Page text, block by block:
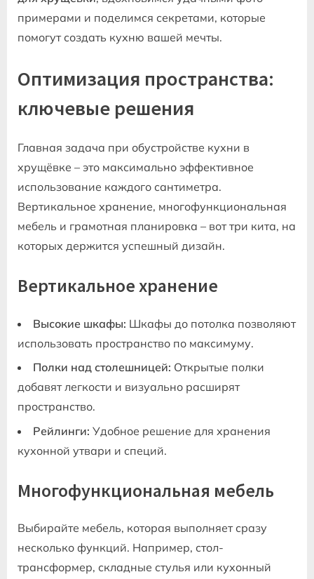
примерами и поделимся секретами‚ которые
помогут создать кухню вашей мечты.
Оптимизация пространства:
ключевые решения
Главная задача при обустройстве кухни в
хрущёвке – это максимально эффективное
использование каждого сантиметра.
Вертикальное хранение‚ многофункциональная
мебель и грамотная планировка – вот три кита‚ на
которых держится успешный дизайн.
Вертикальное хранение
Высокие шкафы: Шкафы до потолка позволяют
использовать пространство по максимуму.
Полки над столешницей: Открытые полки
добавят легкости и визуально расширят
пространство.
Рейлинги: Удобное решение для хранения
кухонной утвари и специй.
Многофункциональная мебель
Выбирайте мебель‚ которая выполняет сразу
несколько функций. Например‚ стол-
трансформер‚ складные стулья или кухонный